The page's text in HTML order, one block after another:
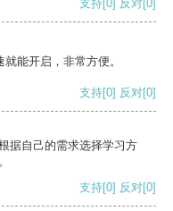
支持[0] 反对[0]
能开启，非常方便。
支持[0] 反对[0]
据自己的需求选择学习方
支持[0] 反对[0]